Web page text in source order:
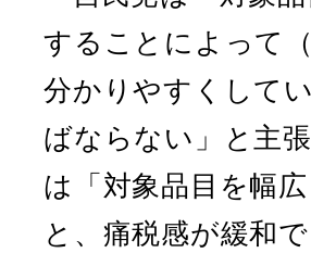
することによって（
分かりやすくして
ばならない」と主
は「対象品目を幅
と、痛税感が緩和で